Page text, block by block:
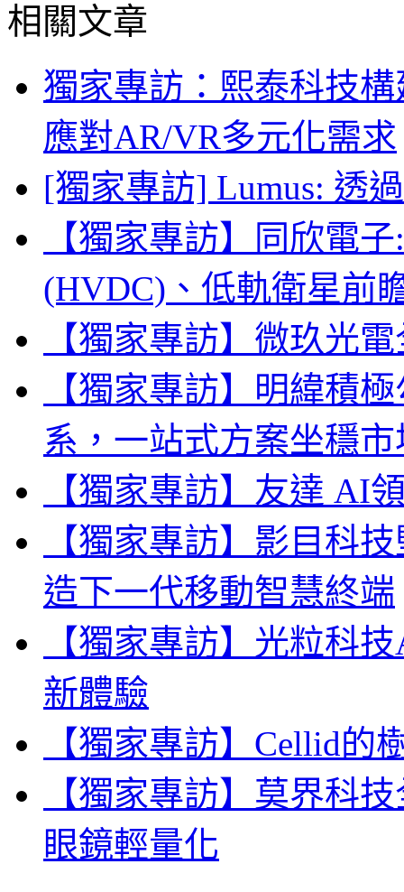
相關文章
獨家專訪：熙泰科技
應對AR/VR多元化需求
[獨家專訪] Lumus: 透
【獨家專訪】同欣電
(HVDC)、低軌衛星前
【獨家專訪】微玖光
【獨家專訪】明緯積
系，一站式方案坐穩
【獨家專訪】友達 AI
【獨家專訪】影目科
造下一代移動智慧終端
【獨家專訪】光粒科
新體驗
【獨家專訪】Cellid的
【獨家專訪】莫界科
眼鏡輕量化